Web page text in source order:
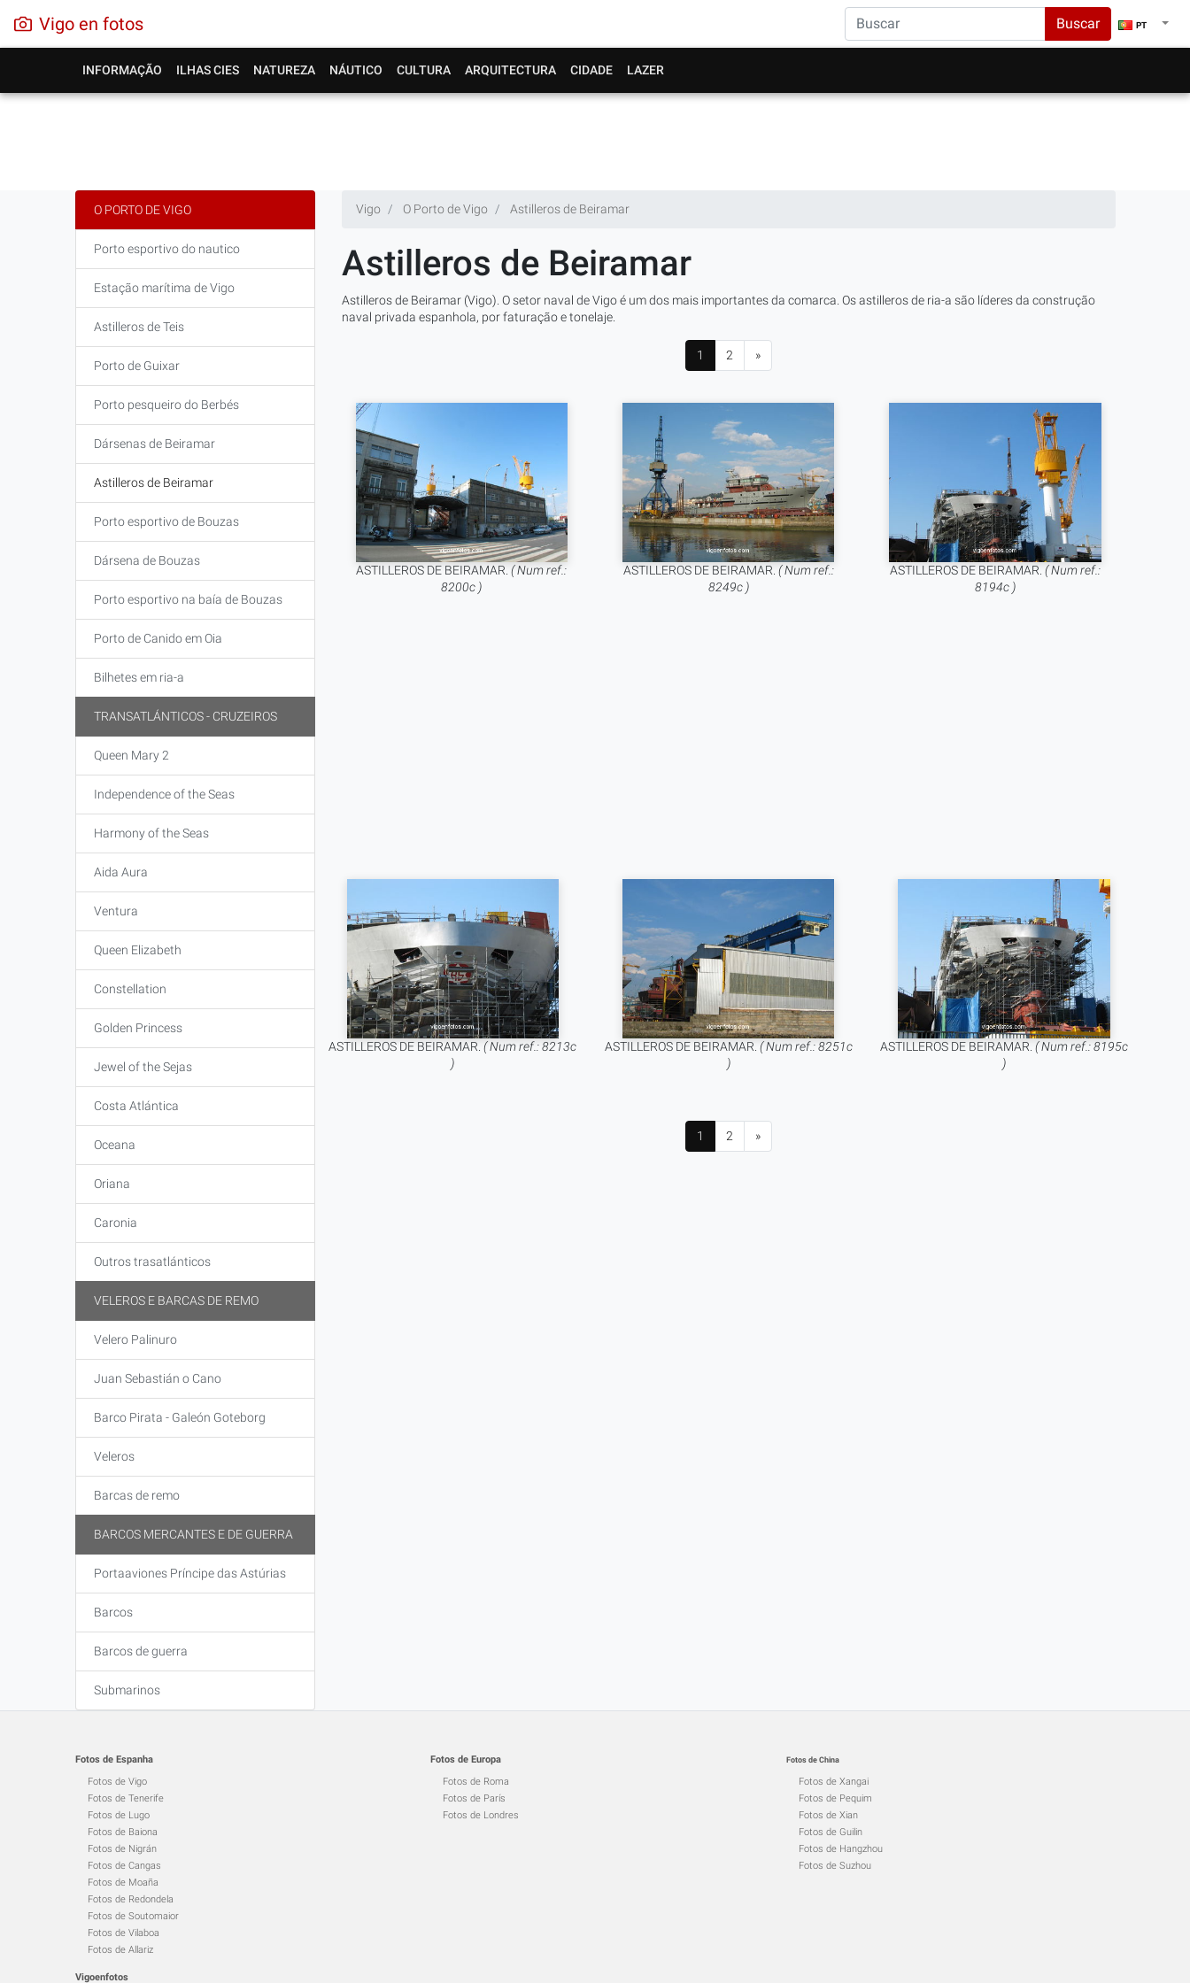
Vigo en fotos Buscar PT
INFORMAÇÃO ILHAS CIES NATUREZA NÁUTICO CULTURA ARQUITECTURA CIDADE LAZER
Vigo O Porto de Vigo Astilleros de Beiramar
Astilleros de Beiramar
Astilleros de Beiramar (Vigo). O setor naval de Vigo é um dos mais importantes da comarca. Os astilleros de ria-a são líderes da construção
naval privada espanhola, por faturação e tonelaje.
1 2 »
ASTILLEROS DE BEIRAMAR.( Num ref.:
8200c )
ASTILLEROS DE BEIRAMAR. ( Num ref.:
8249c )
ASTILLEROS DE BEIRAMAR. ( Num ref.:
8194c )
ASTILLEROS DE BEIRAMAR.( Num ref.: 8213c
)
ASTILLEROS DE BEIRAMAR. ( Num ref.: 8251c
)
ASTILLEROS DE BEIRAMAR. ( Num ref.: 8195c
)
1 2 »
O PORTO DE VIGO
Porto esportivo do nautico
Estação marítima de Vigo
Astilleros de Teis
Porto de Guixar
Porto pesqueiro do Berbés
Dársenas de Beiramar
Astilleros de Beiramar
Porto esportivo de Bouzas
Dársena de Bouzas
Porto esportivo na baía de Bouzas
Porto de Canido em Oia
Bilhetes em ria-a
TRANSATLÁNTICOS - CRUZEIROS
Queen Mary 2
Independence of the Seas
Harmony of the Seas
Aida Aura
Ventura
Queen Elizabeth
Constellation
Golden Princess
Jewel of the Sejas
Costa Atlántica
Oceana
Oriana
Caronia
Outros trasatlánticos
VELEROS E BARCAS DE REMO
Velero Palinuro
Juan Sebastián o Cano
Barco Pirata - Galeón Goteborg
Veleros
Barcas de remo
BARCOS MERCANTES E DE GUERRA
Portaaviones Príncipe das Astúrias
Barcos
Barcos de guerra
Submarinos
Fotos de Espanha
Fotos de Vigo
Fotos de Tenerife
Fotos de Lugo
Fotos de Baiona
Fotos de Nigrán
Fotos de Cangas
Fotos de Moaña
Fotos de Redondela
Fotos de Soutomaior
Fotos de Vilaboa
Fotos de Allariz
Fotos de Europa
Fotos de Roma
Fotos de París
Fotos de Londres
Fotos de China
Fotos de Xangai
Fotos de Pequim
Fotos de Xian
Fotos de Guilin
Fotos de Hangzhou
Fotos de Suzhou
Vigoenfotos